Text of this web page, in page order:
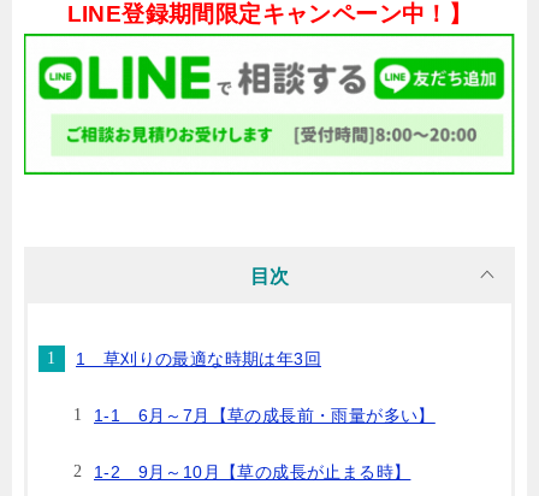
LINE登録期間限定キャンペーン中！】
目次
1 草刈りの最適な時期は年3回
1-1 6月～7月【草の成長前・雨量が多い】
1-2 9月～10月【草の成長が止まる時】